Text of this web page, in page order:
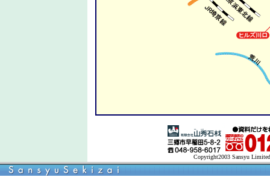
Copyright2003 Sansyu